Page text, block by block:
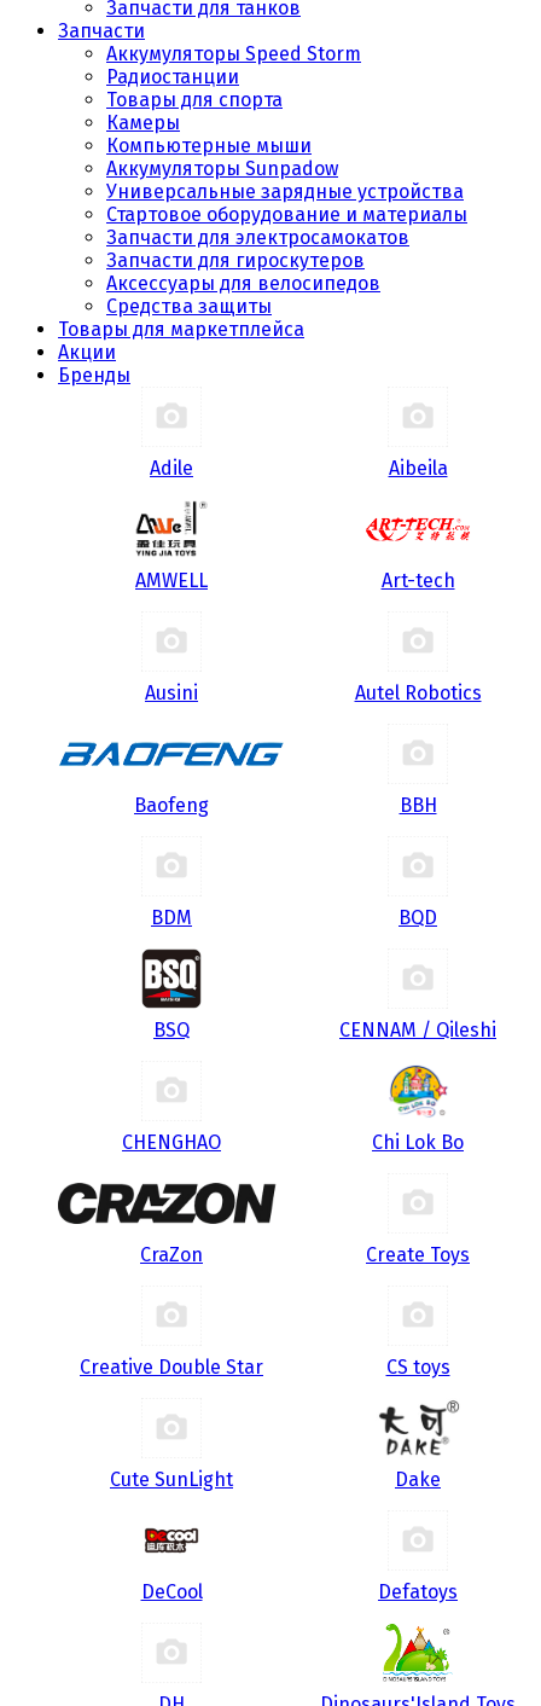
Запчасти для танков
Запчасти
Аккумуляторы Speed Storm
Радиостанции
Товары для спорта
Камеры
Компьютерные мыши
Аккумуляторы Sunpadow
Универсальные зарядные устройства
Стартовое оборудование и материалы
Запчасти для электросамокатов
Запчасти для гироскутеров
Аксессуары для велосипедов
Средства защиты
Товары для маркетплейса
Акции
Бренды
Adile Aibeila
AMWELL Art-tech
Ausini Autel Robotics
Baofeng BBH
BDM BQD
BSQ CENNAM / Qileshi
CHENGHAO Chi Lok Bo
CraZon Create Toys
Creative Double Star CS toys
Cute SunLight Dake
DeCool Defatoys